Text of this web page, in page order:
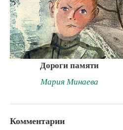
Дороги памяти
Мария Минаева
Комментарии